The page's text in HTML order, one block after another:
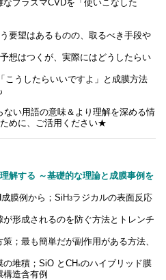
プラズマCVDを「使いこなした
要望はあるものの、取るべき手段や
想はつくが、実際にはどうしたらい
うしたらいいですよ」と成膜方法
い用語の意味＆より理解を深める情
めに、ご活用ください★
解する ～基礎的な理論と成膜事例を
膜例から；SiH3ラジカルの表面反応
形成されるのを防ぐ方法とトレンチ
；最も簡単だが副作用がある方法、
堆積；SiO とCHxのハイブリッド膜
造含有例